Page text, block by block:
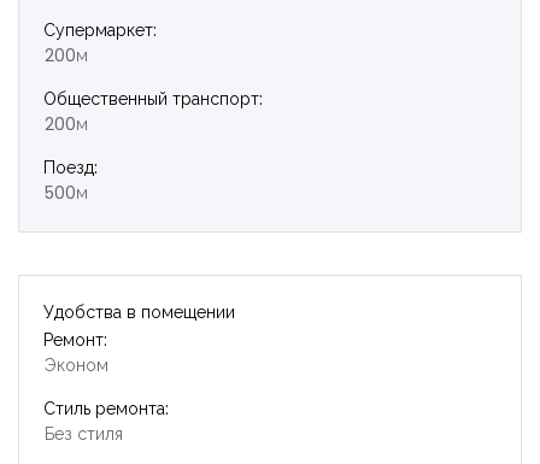
Супермаркет:
200м
Общественный транспорт:
200м
Поезд:
500м
Удобства в помещении
Ремонт:
Эконом
Стиль ремонта:
Без стиля